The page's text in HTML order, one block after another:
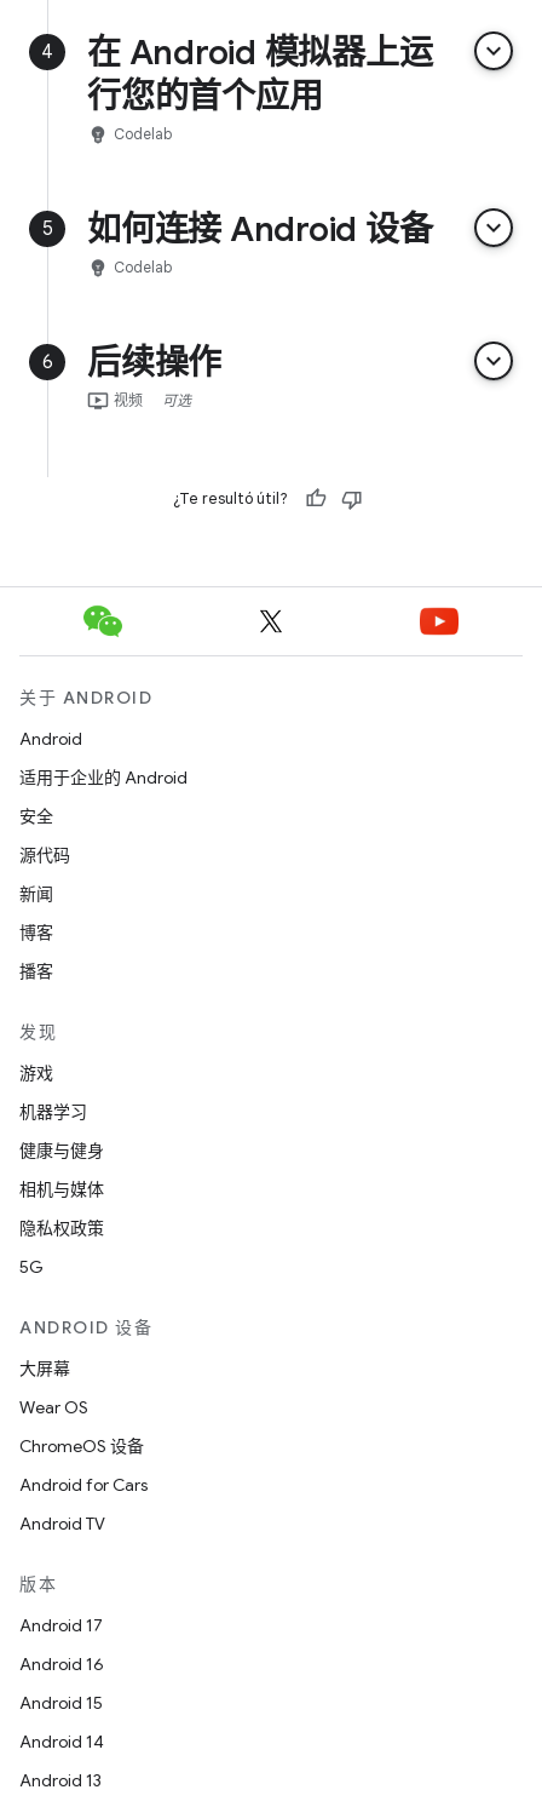
4
在 Android 模拟器上运
行您的首个应用
keyboard_arrow_down
emoji_objects Codelab
5 如何连接 Android 设备 keyboard_arrow_down
emoji_objects Codelab
6 后续操作 keyboard_arrow_down
ondemand_video 视频 可选
¿Te resultó útil?
关于 ANDROID
Android
适用于企业的 Android
安全
源代码
新闻
博客
播客
发现
游戏
机器学习
健康与健身
相机与媒体
隐私权政策
5G
ANDROID 设备
大屏幕
Wear OS
ChromeOS 设备
Android for Cars
Android TV
版本
Android 17
Android 16
Android 15
Android 14
Android 13